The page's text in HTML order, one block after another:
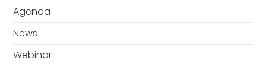
Agenda
News
Webinar